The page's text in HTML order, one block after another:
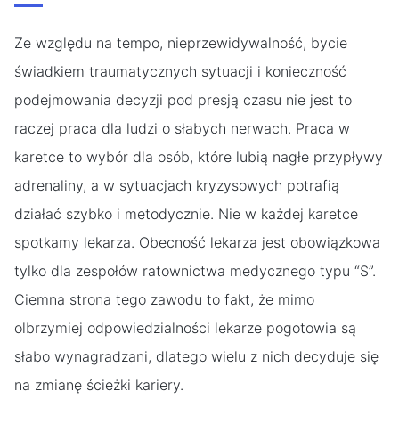
Ze względu na tempo, nieprzewidywalność, bycie
świadkiem traumatycznych sytuacji i konieczność
podejmowania decyzji pod presją czasu nie jest to
raczej praca dla ludzi o słabych nerwach. Praca w
karetce to wybór dla osób, które lubią nagłe przypływy
adrenaliny, a w sytuacjach kryzysowych potrafią
działać szybko i metodycznie. Nie w każdej karetce
spotkamy lekarza. Obecność lekarza jest obowiązkowa
tylko dla zespołów ratownictwa medycznego typu “S”.
Ciemna strona tego zawodu to fakt, że mimo
olbrzymiej odpowiedzialności lekarze pogotowia są
słabo wynagradzani, dlatego wielu z nich decyduje się
na zmianę ścieżki kariery.